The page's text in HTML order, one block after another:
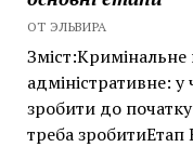
ОТ ЭЛЬВИРА
адміністративне:
зробити до
треба